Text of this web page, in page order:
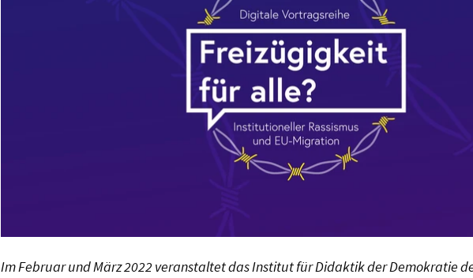
Im Februar und März 2022 veranstaltet das Institut für Didaktik der Demokratie